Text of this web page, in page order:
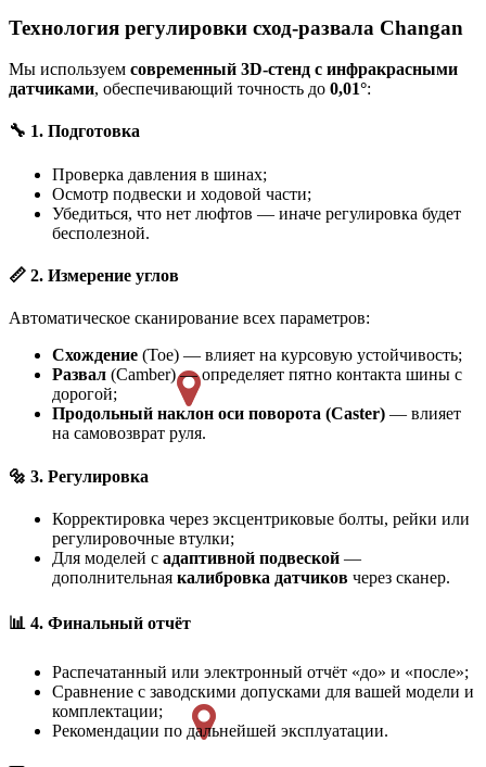
Технология регулировки сход-развала Changan
Мы используем современный 3D-стенд с инфракрасными
датчиками, обеспечивающий точность до 0,01°:
🔧 1. Подготовка
Проверка давления в шинах;
Осмотр подвески и ходовой части;
Убедиться, что нет люфтов — иначе регулировка будет
бесполезной.
📏 2. Измерение углов
Автоматическое сканирование всех параметров:
Схождение (Toe) — влияет на курсовую устойчивость;
Развал (Camber) — определяет пятно контакта шины с
дорогой;
Продольный наклон оси поворота (Caster) — влияет
на самовозврат руля.
🔩 3. Регулировка
Корректировка через эксцентриковые болты, рейки или
регулировочные втулки;
Для моделей с адаптивной подвеской —
дополнительная калибровка датчиков через сканер.
📊 4. Финальный отчёт
Распечатанный или электронный отчёт «до» и «после»;
Сравнение с заводскими допусками для вашей модели и
комплектации;
Рекомендации по дальнейшей эксплуатации.